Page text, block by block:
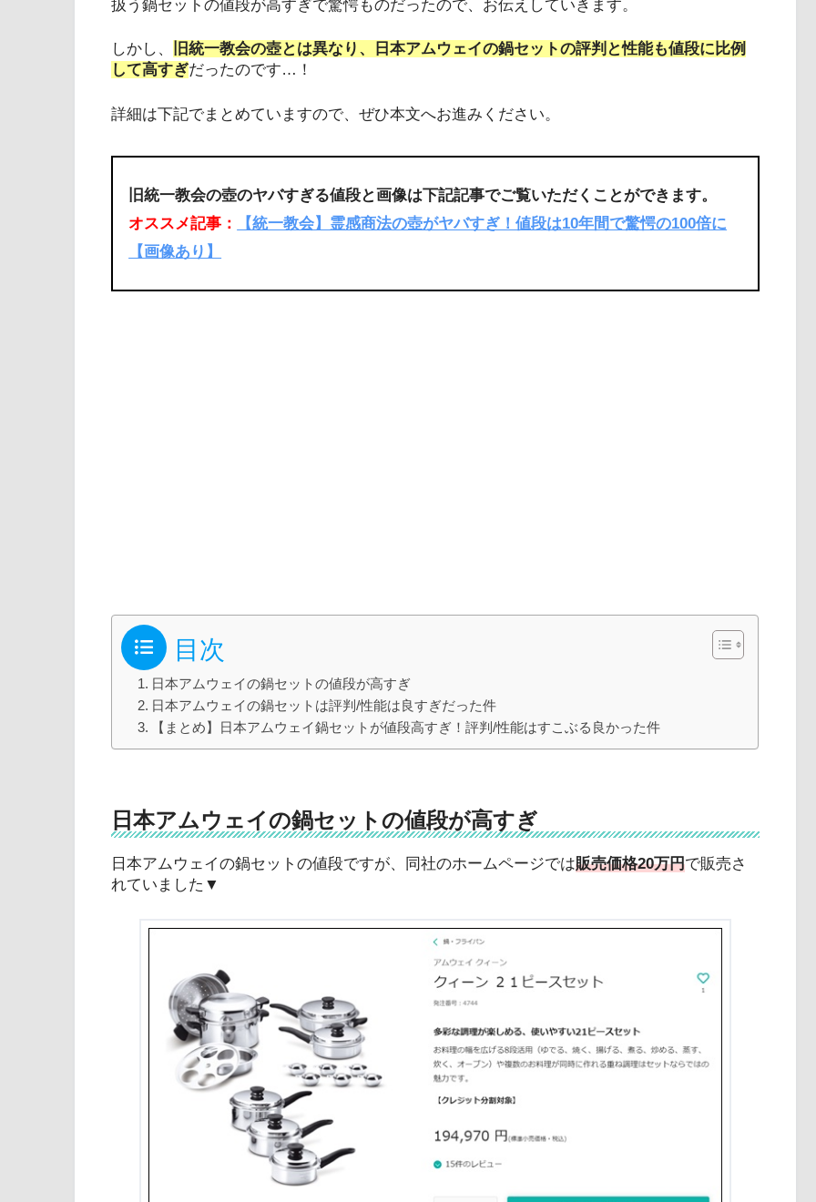
扱う鍋セットの値段が高すぎで驚愕ものだったので、お伝えしていきます。
しかし、
旧統一教会の壺とは異なり、日本アムウェイの鍋セットの評判と性能も値段に比例
して高すぎだったのです…！
詳細は下記でまとめていますので、ぜひ本文へお進みください。
旧統一教会の壺のヤバすぎる値段と画像は下記記事でご覧いただくことができます。
オススメ記事：
【統一教会】霊感商法の壺がヤバすぎ！値段は10年間で驚愕の100倍に
【画像あり】
目次
日本アムウェイの鍋セットの値段が高すぎ
日本アムウェイの鍋セットは評判/性能は良すぎだった件
【まとめ】日本アムウェイ鍋セットが値段高すぎ！評判/性能はすこぶる良かった件
日本アムウェイの鍋セットの値段が高すぎ
日本アムウェイの鍋セットの値段ですが、同社のホームページでは販売価格20万円で販売さ
れていました▼